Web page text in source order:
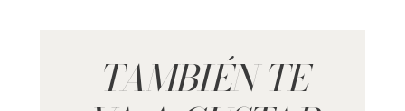
TAMBIÉN TE